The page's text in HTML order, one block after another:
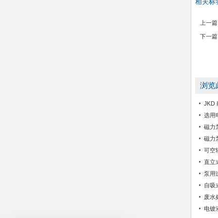
上一篇
下一篇
浏览
JKD
选用
磁力
磁力
可空
直立
泵用
自吸
废水
电镀